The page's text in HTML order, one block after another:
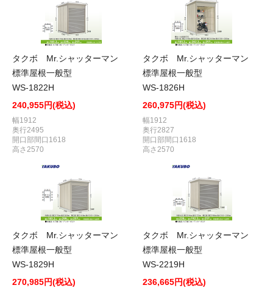
タクボ Mr.シャッターマン
標準屋根一般型
WS-1822H
240,955円(税込)
幅1912
奥行2495
開口部間口1618
高さ2570
タクボ Mr.シャッターマン
標準屋根一般型
WS-1826H
260,975円(税込)
幅1912
奥行2827
開口部間口1618
高さ2570
タクボ Mr.シャッターマン
標準屋根一般型
WS-1829H
270,985円(税込)
タクボ Mr.シャッターマン
標準屋根一般型
WS-2219H
236,665円(税込)